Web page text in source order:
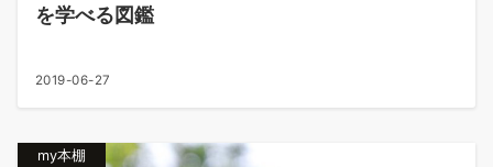
を学べる図鑑
2019-06-27
my本棚